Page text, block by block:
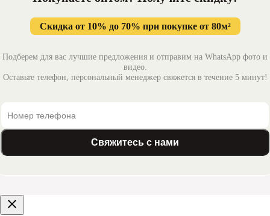
Скидка от 10% до 70% при покупке от 80м²
Подберем для вас лучшие предложения и отправим на WhatsApp фото и
видео.
Оставьте телефон, персональный менеджер свяжется в течение 5 минут!
Свяжитесь с нами